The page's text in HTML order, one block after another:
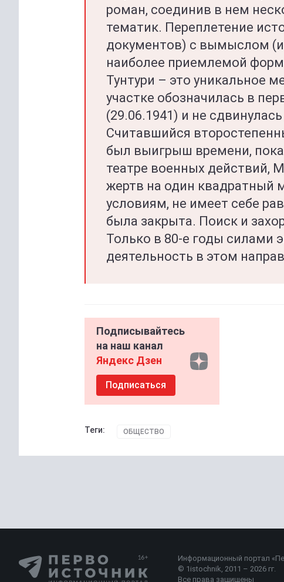
роман, соединив в нем
тематик. Переплетение
документов) с вымыслом
наиболее приемлемой
Тунтури – это уникальное
участке обозначилась в
(29.06.1941) и не
Считавшийся
был выигрыш времени,
театре военных действий,
жертв на один квадратный
условиям, не имеет себе
была закрыта. Поиск и
Только в 80-е годы силами
деятельность в этом
Подписывайтесь
на наш канал
Яндекс Дзен
Подписаться
Теги: ОБЩЕСТВО